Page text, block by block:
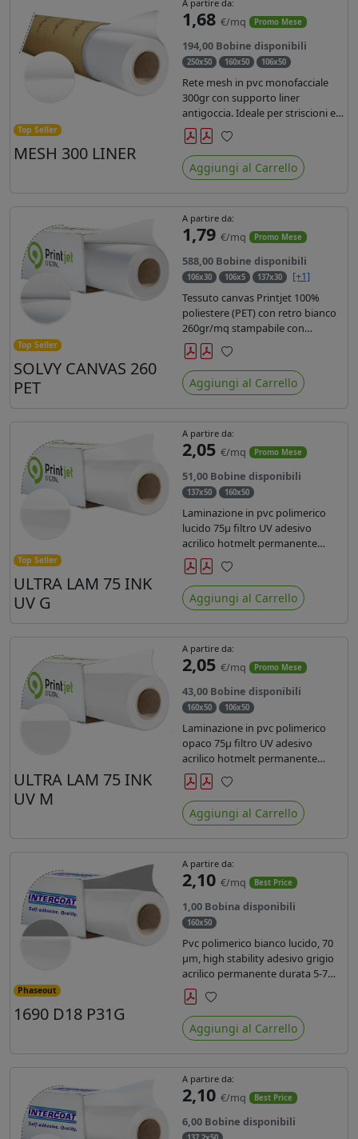
Top Seller
MESH 300 LINER
A partire da:
1,68 €/mq Promo Mese
194,00 Bobine disponibili
250x50 160x50 106x50
Rete mesh in pvc monofacciale
300gr con supporto liner
antigoccia. Ideale per striscioni e
coperture antivento. Saldabile,
stampabile con inchiostri
solvente, ecosolvente, uv e latex.
Densità fili 1000x1000 , filato 9x13.
Preferiti
Aggiungi al Carrello
Top Seller
SOLVY CANVAS 260
PET
A partire da:
1,79 €/mq Promo Mese
588,00 Bobine disponibili
106x30 106x5 137x30
[+1]
Tessuto canvas Printjet 100%
poliestere (PET) con retro bianco
260gr/mq stampabile con
inchiostri solvente, ecosolvente,
uv e latex.
Preferiti
Aggiungi al Carrello
Top Seller
ULTRA LAM 75 INK
UV G
A partire da:
2,05 €/mq Promo Mese
51,00 Bobine disponibili
137x50 160x50
Laminazione in pvc polimerico
lucido 75µ filtro UV adesivo
acrilico hotmelt permanente
specifico per stampe con
inchiostri UV durata 7 anni indoor
e 5 outdoor. Dotato di certificato
ignifugo Bs1d0.
Preferiti
Aggiungi al Carrello
ULTRA LAM 75 INK
UV M
A partire da:
2,05 €/mq Promo Mese
43,00 Bobine disponibili
160x50 106x50
Laminazione in pvc polimerico
opaco 75µ filtro UV adesivo
acrilico hotmelt permanente
specifico per stampe con
inchiostri UV durata 7 anni indoor
e 5 outdoor. Dotato di certificato
ignifugo Bs1d0.
Preferiti
Aggiungi al Carrello
Phaseout
1690 D18 P31G
A partire da:
2,10 €/mq Best Price
1,00 Bobina disponibili
160x50
Pvc polimerico bianco lucido, 70
µm, high stability adesivo grigio
acrilico permanente durata 5-7
anni, per stampe con inchiostri
solvente, ecosolvente, UV e latex.
Preferiti
Aggiungi al Carrello
A partire da:
2,10 €/mq Best Price
6,00 Bobine disponibili